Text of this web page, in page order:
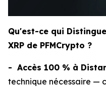
Qu'est-ce qui
XRP de PFMCrypto ?
- Accès 100 % à
technique nécessaire —